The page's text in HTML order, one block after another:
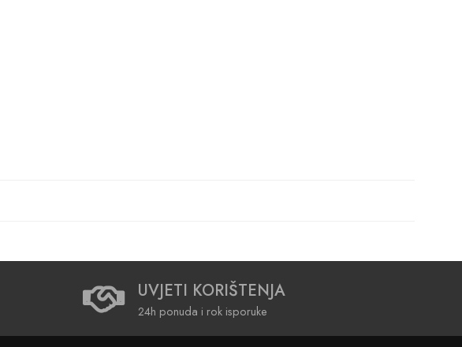
UVJETI KORIŠTENJA
24h ponuda i rok isporuke